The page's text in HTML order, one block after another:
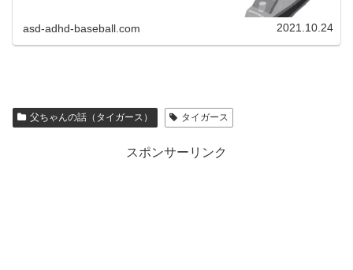
asd-adhd-baseball.com 2021.10.24
父ちゃんの話（タイガース） タイガース
スポンサーリンク